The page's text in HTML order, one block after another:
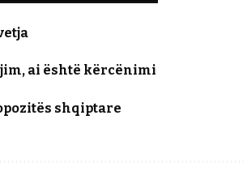
ai është kërcënimi
shqiptare